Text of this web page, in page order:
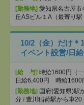
[勤務地] 愛知県名古屋市
丘ASビル１A（最寄り駅
10/2（金）だけ＊
イベント設営/日
[給 与] 時給1600円（
日給6,400円 時給1600
[勤務地] 国府(愛知県)駅
分 / 豊川稲荷駅から車20